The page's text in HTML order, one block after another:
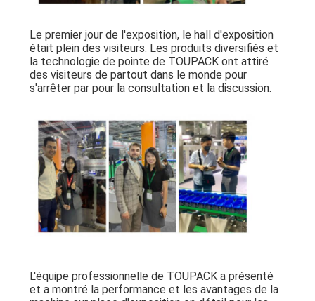
Le premier jour de l'exposition, le hall d'exposition
était plein des visiteurs. Les produits diversifiés et
la technologie de pointe de TOUPACK ont attiré
des visiteurs de partout dans le monde pour
s'arrêter par pour la consultation et la discussion.
L'équipe professionnelle de TOUPACK a présenté
et a montré la performance et les avantages de la